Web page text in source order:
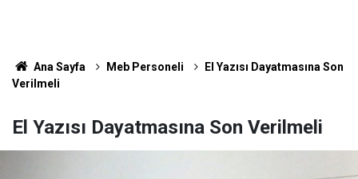
Ana Sayfa Meb Personeli
El Yazısı Dayatmasına Son
Verilmeli
El Yazısı Dayatmasına Son Verilmeli